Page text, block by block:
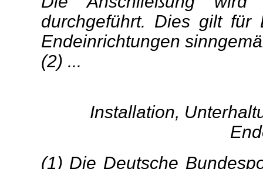
durchgeführt. Dies gilt für
Endeinrichtungen
(2) ...
Installation,
(1) Die Deutsche